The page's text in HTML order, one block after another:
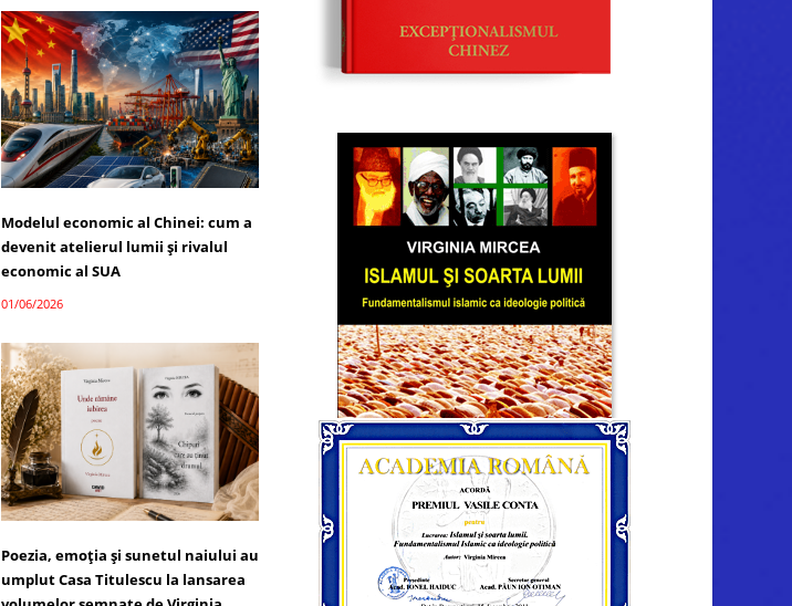
Modelul economic al Chinei: cum a
devenit atelierul lumii și rivalul
economic al SUA
01/06/2026
Poezia, emoția și sunetul naiului au
umplut Casa Titulescu la lansarea